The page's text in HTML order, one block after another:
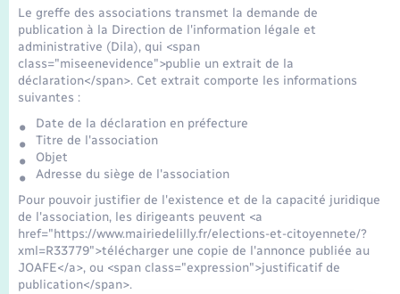
Le greffe des associations transmet la demande de
publication à la Direction de l'information légale et
administrative (Dila), qui <span
class="miseenevidence">publie un extrait de la
déclaration</span>. Cet extrait comporte les informations
suivantes :
Date de la déclaration en préfecture
Titre de l'association
Objet
Adresse du siège de l'association
Pour pouvoir justifier de l'existence et de la capacité juridique
de l'association, les dirigeants peuvent <a
href="https://www.mairiedelilly.fr/elections-et-citoyennete/?
xml=R33779">télécharger une copie de l'annonce publiée au
JOAFE</a>, ou <span class="expression">justificatif de
publication</span>.